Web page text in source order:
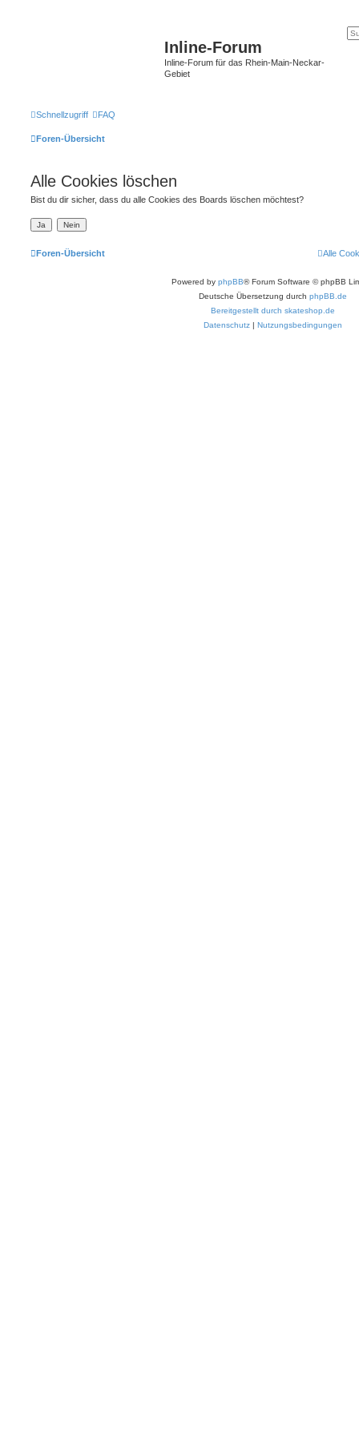
Inline-Forum
Inline-Forum für das Rhein-Main-Neckar-
Gebiet
Schnellzugriff FAQ
Foren-Übersicht
Alle Cookies löschen
Bist du dir sicher, dass du alle Cookies des Boards löschen möchtest?
Foren-Übersicht Alle
Powered by phpBB® Forum Software © phpBB
Deutsche Übersetzung durch phpBB.de
Bereitgestellt durch skateshop.de
Datenschutz | Nutzungsbedingungen